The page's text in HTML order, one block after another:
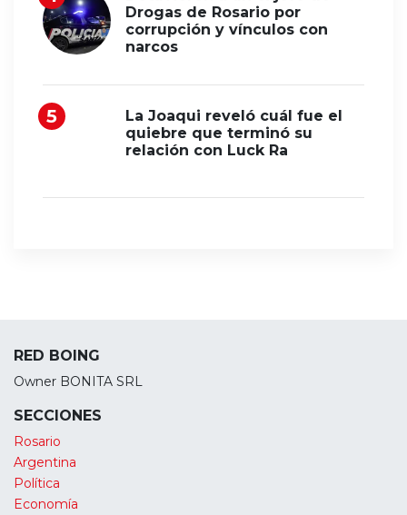
Drogas de Rosario por
corrupción y vínculos con
narcos
La Joaqui reveló cuál fue el
quiebre que terminó su
relación con Luck Ra
RED BOING
Owner BONITA SRL
SECCIONES
Rosario
Argentina
Política
Economía